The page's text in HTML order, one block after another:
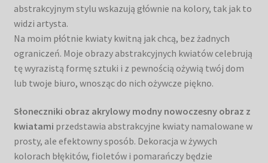
abstrakcyjnym stylu wskazują głównie na kolory, tak jak to
widzi artysta.
Na moim płótnie kwiaty kwitną jak chcą, bez żadnych
ograniczeń. Moje obrazy abstrakcyjnych kwiatów celebrują
tę wyrazistą formę sztuki i z pewnością ożywią twój dom
lub twoje biuro, wnosząc do nich ożywcze piękno.
Słoneczniki obraz akrylowy modny nowoczesny obraz z
kwiatami przedstawia abstrakcyjne kwiaty namalowane w
prosty, ale efektowny sposób. Dekoracja w żywych
kolorach błękitów, fioletów i pomarańczy będzie